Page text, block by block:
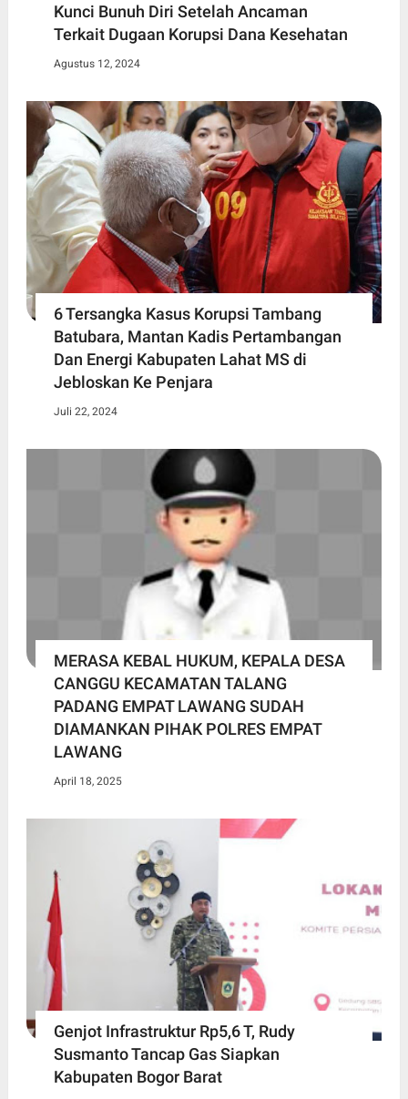
Kunci Bunuh Diri Setelah Ancaman
Terkait Dugaan Korupsi Dana Kesehatan
Agustus 12, 2024
6 Tersangka Kasus Korupsi Tambang
Batubara, Mantan Kadis Pertambangan
Dan Energi Kabupaten Lahat MS di
Jebloskan Ke Penjara
Juli 22, 2024
MERASA KEBAL HUKUM, KEPALA DESA
CANGGU KECAMATAN TALANG
PADANG EMPAT LAWANG SUDAH
DIAMANKAN PIHAK POLRES EMPAT
LAWANG
April 18, 2025
Genjot Infrastruktur Rp5,6 T, Rudy
Susmanto Tancap Gas Siapkan
Kabupaten Bogor Barat